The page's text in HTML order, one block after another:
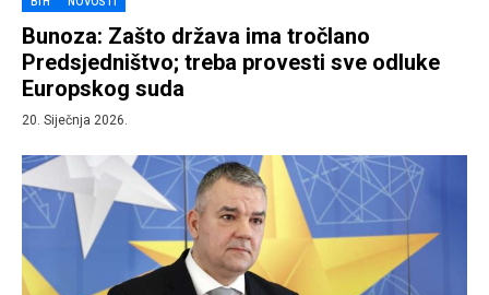
Bunoza: Zašto država ima tročlano
Predsjedništvo; treba provesti sve odluke
Europskog suda
20. Siječnja 2026.